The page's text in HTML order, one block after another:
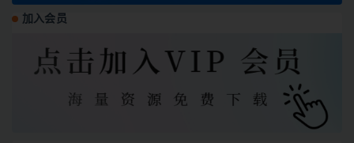
加入会员